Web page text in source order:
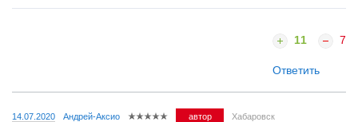
11 7
Ответить
14.07.2020 Андрей-Аксио автор Хабаровск